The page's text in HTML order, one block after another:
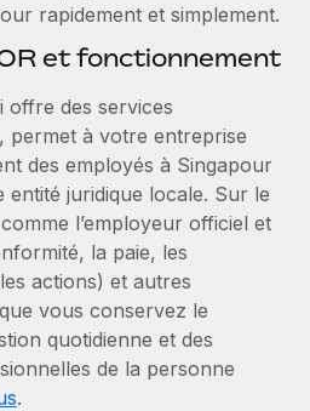
sur les RH à
de présélection des
sur les risques en
informatiques
opportunités de partenariat
disponible
et les talents
rapidement et simplement.
et fonctionnement
offre des services
permet à votre entreprise
des employés à Singapour
juridique locale. Sur le
l’employeur officiel et
la paie, les
actions) et autres
vous conservez le
quotidienne et des
de la personne
.